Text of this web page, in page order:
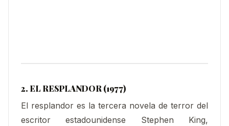
2. EL RESPLANDOR (1977)
El resplandor es la tercera novela de terror del
escritor estadounidense Stephen King,